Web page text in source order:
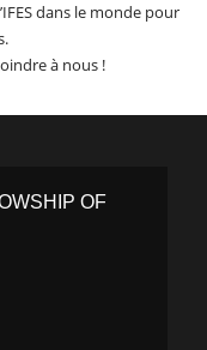
dans le monde pour
à nous !
OF